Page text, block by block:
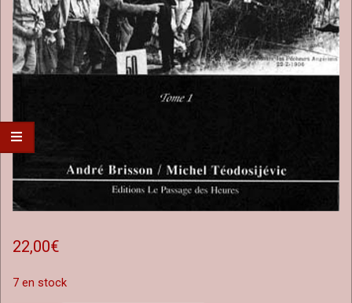
22,00€
7 en stock